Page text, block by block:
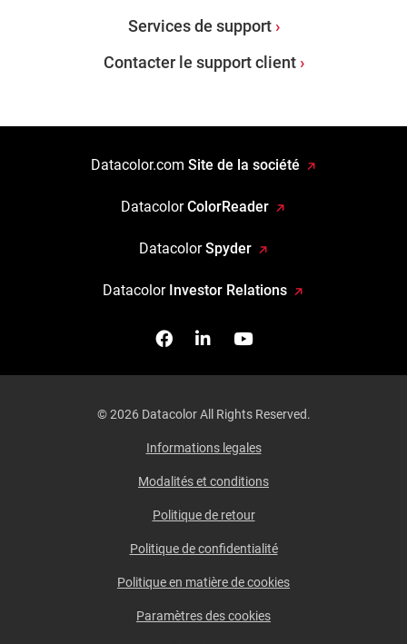
Services de support
Contacter le support client
Datacolor.com Site de la société
DatacolorColorReader
DatacolorSpyder
Datacolor Investor Relations
FacebookFollow us on Linkedin
Watch us on
© 2026 Datacolor All Rights Reserved.
Informations legales
Modalités et conditions
Politique de retour
Politique de confidentialité
Politique en matière de cookies
Paramètres des cookies